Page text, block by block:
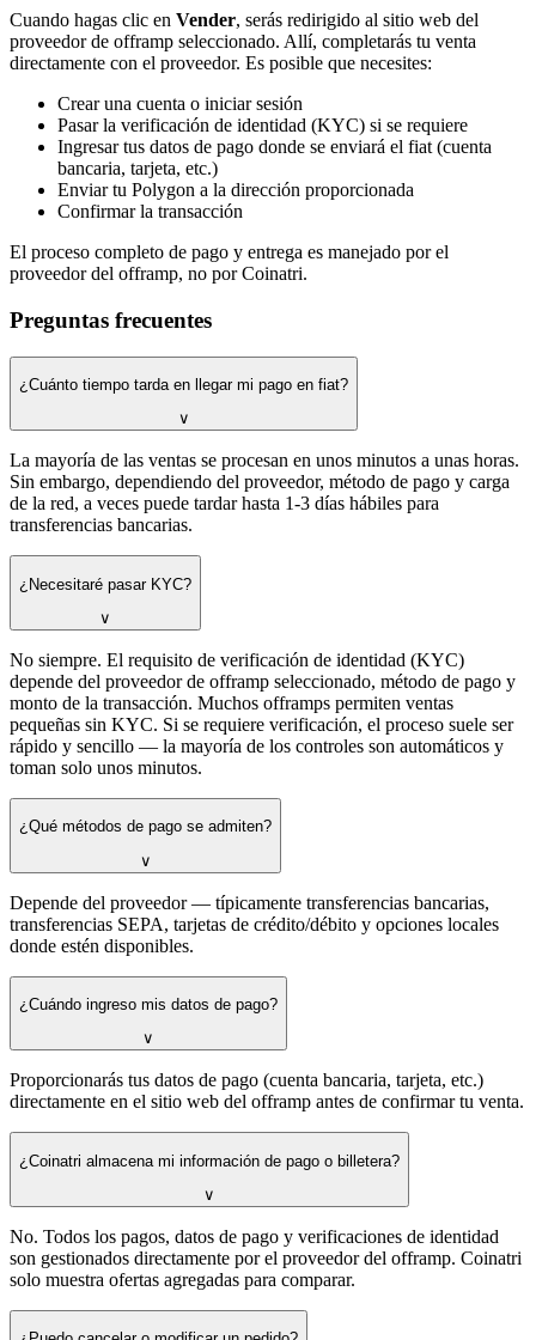
Cuando hagas clic en Vender, serás redirigido al sitio web del
proveedor de offramp seleccionado. Allí, completarás tu venta
directamente con el proveedor. Es posible que necesites:
Crear una cuenta o iniciar sesión
Pasar la verificación de identidad (KYC) si se requiere
Ingresar tus datos de pago donde se enviará el fiat (cuenta
bancaria, tarjeta, etc.)
Enviar tu Polygon a la dirección proporcionada
Confirmar la transacción
El proceso completo de pago y entrega es manejado por el
proveedor del offramp, no por Coinatri.
Preguntas frecuentes
¿Cuánto tiempo tarda en llegar mi pago en fiat?
∨
La mayoría de las ventas se procesan en unos minutos a unas horas.
Sin embargo, dependiendo del proveedor, método de pago y carga
de la red, a veces puede tardar hasta 1-3 días hábiles para
transferencias bancarias.
¿Necesitaré pasar KYC?
∨
No siempre. El requisito de verificación de identidad (KYC)
depende del proveedor de offramp seleccionado, método de pago y
monto de la transacción. Muchos offramps permiten ventas
pequeñas sin KYC. Si se requiere verificación, el proceso suele ser
rápido y sencillo — la mayoría de los controles son automáticos y
toman solo unos minutos.
¿Qué métodos de pago se admiten?
∨
Depende del proveedor — típicamente transferencias bancarias,
transferencias SEPA, tarjetas de crédito/débito y opciones locales
donde estén disponibles.
¿Cuándo ingreso mis datos de pago?
∨
Proporcionarás tus datos de pago (cuenta bancaria, tarjeta, etc.)
directamente en el sitio web del offramp antes de confirmar tu venta.
¿Coinatri almacena mi información de pago o billetera?
∨
No. Todos los pagos, datos de pago y verificaciones de identidad
son gestionados directamente por el proveedor del offramp. Coinatri
solo muestra ofertas agregadas para comparar.